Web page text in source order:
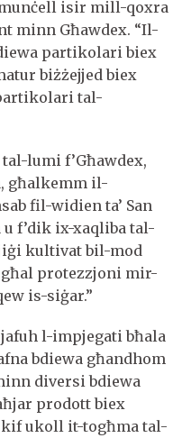
isir mill-qoxra
minn Għawdex. “Il-
partikolari biex
biżżejjed biex
tal-
lumi f’Għawdex,
għalkemm il-
fil-widien ta’ San
f’dik ix-xaqliba tal-
kultivat bil-mod
protezzjoni mir-
is-siġar.”
l-impjegati bħala
bdiewa għandhom
diversi bdiewa
prodott biex
ukoll it-togħma tal-